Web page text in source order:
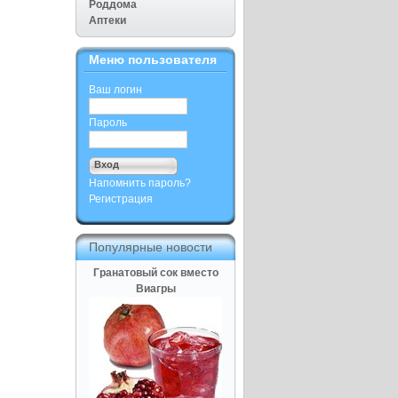
Роддома
Аптеки
Меню пользователя
Ваш логин
Пароль
Напомнить пароль?
Регистрация
Популярные новости
Гранатовый сок вместо
Виагры